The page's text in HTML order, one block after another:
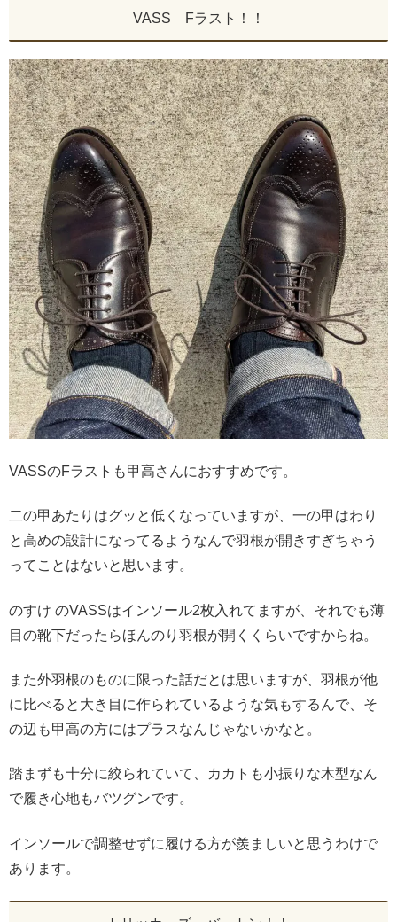
VASS Fラスト！！
VASSのFラストも甲高さんにおすすめです。
二の甲あたりはグッと低くなっていますが、一の甲はわり
と高めの設計になってるようなんで羽根が開きすぎちゃう
ってことはないと思います。
のすけ のVASSはインソール2枚入れてますが、それでも薄
目の靴下だったらほんのり羽根が開くくらいですからね。
また外羽根のものに限った話だとは思いますが、羽根が他
に比べると大き目に作られているような気もするんで、そ
の辺も甲高の方にはプラスなんじゃないかなと。
踏まずも十分に絞られていて、カカトも小振りな木型なん
で履き心地もバツグンです。
インソールで調整せずに履ける方が羨ましいと思うわけで
あります。